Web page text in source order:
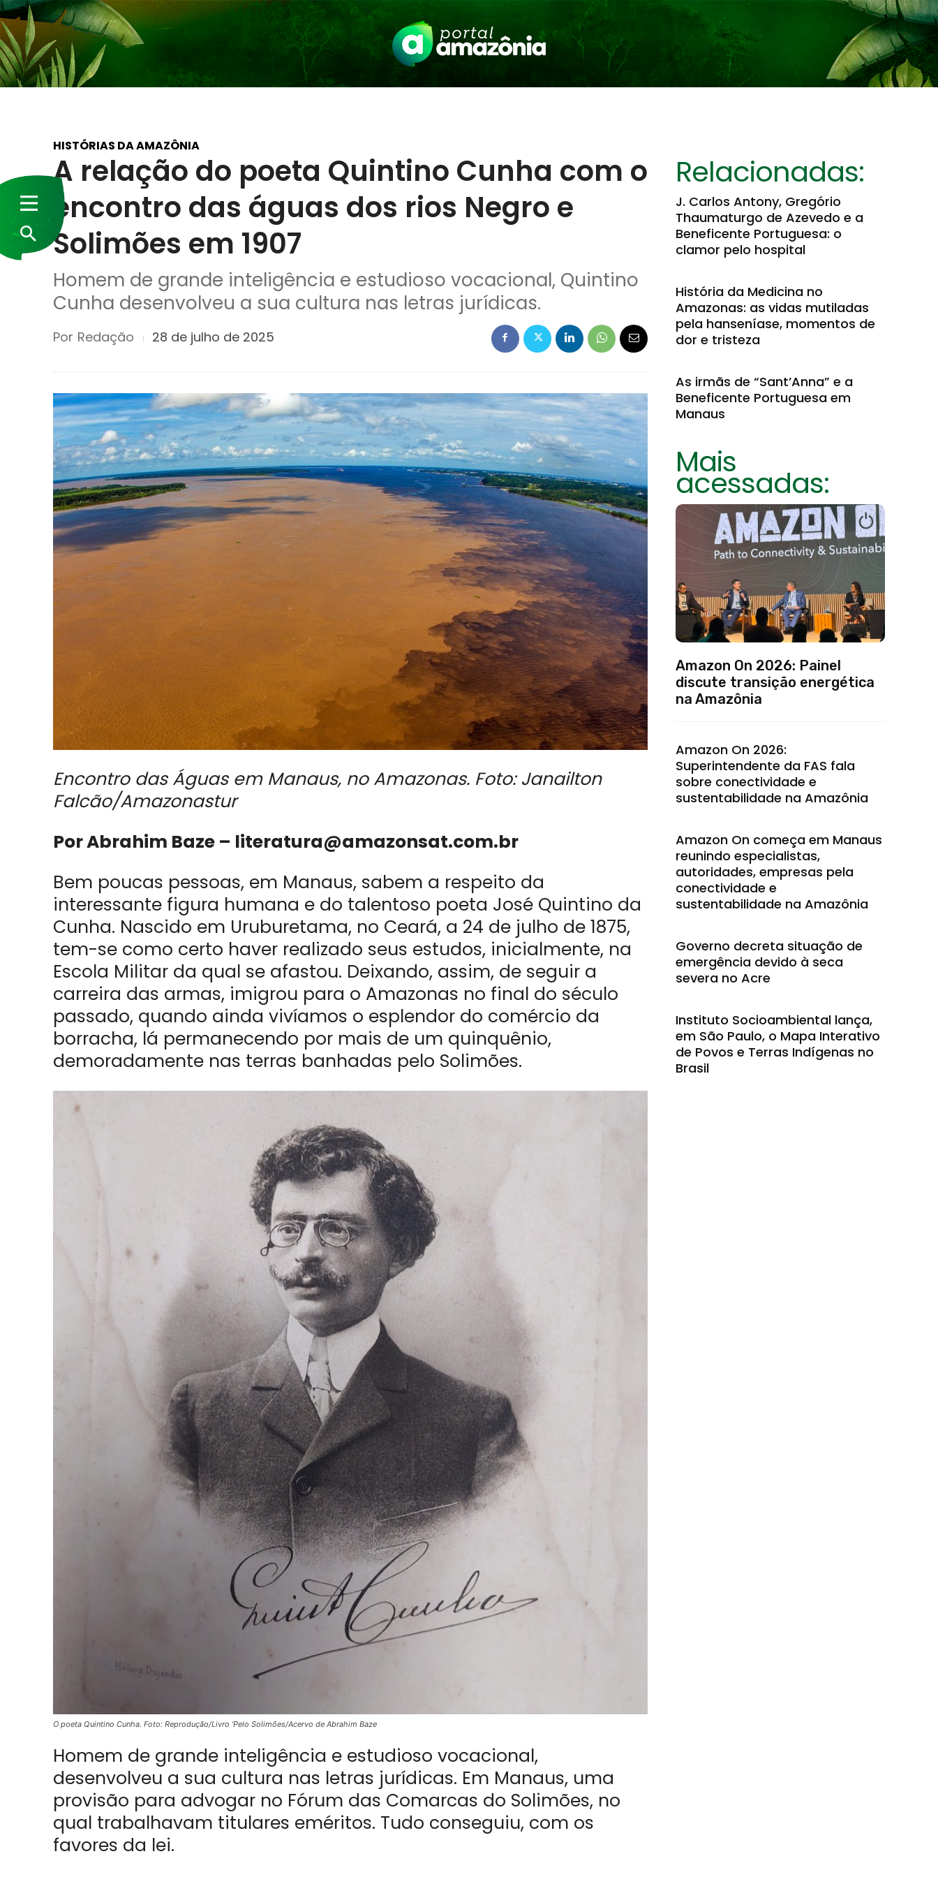
HISTÓRIAS DA AMAZÔNIA
A relação do poeta Quintino Cunha com o
encontro das águas dos rios Negro e
Solimões em 1907
Homem de grande inteligência e estudioso vocacional, Quintino
Cunha desenvolveu a sua cultura nas letras jurídicas.
Por Redação 28 de julho de 2025
Encontro das Águas em Manaus, no Amazonas. Foto: Janailton
Falcão/Amazonastur
Por Abrahim Baze – literatura@amazonsat.com.br
Bem poucas pessoas, em Manaus, sabem a respeito da
interessante figura humana e do talentoso poeta José Quintino da
Cunha. Nascido em Uruburetama, no Ceará, a 24 de julho de 1875,
tem-se como certo haver realizado seus estudos, inicialmente, na
Escola Militar da qual se afastou. Deixando, assim, de seguir a
carreira das armas, imigrou para o Amazonas no final do século
passado, quando ainda vivíamos o esplendor do comércio da
borracha, lá permanecendo por mais de um quinquênio,
demoradamente nas terras banhadas pelo Solimões.
O poeta Quintino Cunha. Foto: Reprodução/Livro ‘Pelo Solimões/Acervo de Abrahim Baze
Homem de grande inteligência e estudioso vocacional,
desenvolveu a sua cultura nas letras jurídicas. Em Manaus, uma
provisão para advogar no Fórum das Comarcas do Solimões, no
qual trabalhavam titulares eméritos. Tudo conseguiu, com os
favores da lei.
Relacionadas:
J. Carlos Antony, Gregório
Thaumaturgo de Azevedo e a
Beneficente Portuguesa: o
clamor pelo hospital
História da Medicina no
Amazonas: as vidas mutiladas
pela hanseníase, momentos de
dor e tristeza
As irmãs de “Sant’Anna” e a
Beneficente Portuguesa em
Manaus
Mais
acessadas:
Amazon On 2026: Painel
discute transição energética
na Amazônia
Amazon On 2026:
Superintendente da FAS fala
sobre conectividade e
sustentabilidade na Amazônia
Amazon On começa em Manaus
reunindo especialistas,
autoridades, empresas pela
conectividade e
sustentabilidade na Amazônia
Governo decreta situação de
emergência devido à seca
severa no Acre
Instituto Socioambiental lança,
em São Paulo, o Mapa Interativo
de Povos e Terras Indígenas no
Brasil